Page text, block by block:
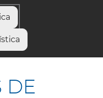
DA
DE